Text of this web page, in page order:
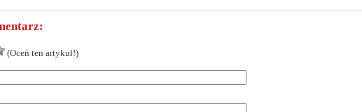
(Oceń ten artykuł!)